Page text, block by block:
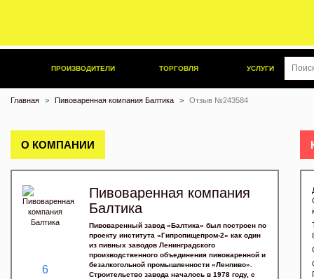
ПРОИЗВОДИТЕЛИ ТОРГОВЛЯ УСЛУГИ
Главная Пивоваренная компания Балтика Отзыв №243584
О КОМПАНИИ
6
Пивоваренная компания
Балтика
Пивоваренный завод «Балтика» был построен по
проекту института «Гипропищепром-2» как один
из пивных заводов Ленинградского
производственного объединения пивоваренной и
безалкогольной промышленности «Ленпиво».
Строительство завода началось в 1978 году, с